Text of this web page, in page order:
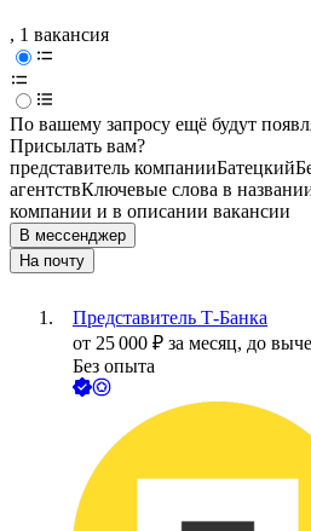
, 1 вакансия
По вашему запросу ещё будут
Присылать вам?
представитель компанииБатецкий
агентствКлючевые слова в
компании и в описании вакансии
В мессенджер
На почту
Представитель Т-Банка
от 25 000 ₽ за месяц, до
Без опыта